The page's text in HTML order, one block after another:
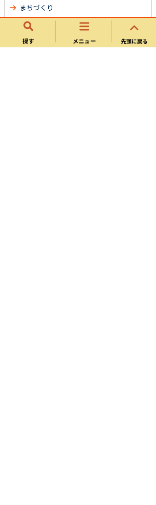
探す メニュー 先頭に戻る
まちづくり
地区センター
市民活動・コミュニティ